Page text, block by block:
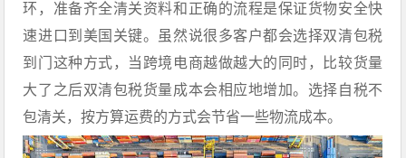
环，准备齐全清关资料和正确的流程是保证货物安全快
速进口到美国关键。虽然说很多客户都会选择双清包税
到门这种方式，当跨境电商越做越大的同时，比较货量
大了之后双清包税货量成本会相应地增加。选择自税不
包清关，按方算运费的方式会节省一些物流成本。